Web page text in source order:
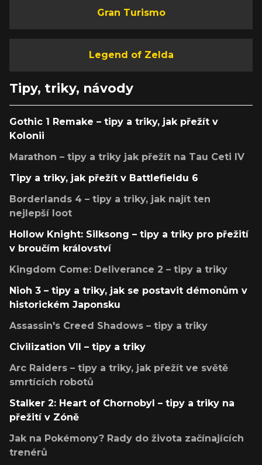
Gran Turismo
Legend of Zelda
Tipy, triky, návody
Gothic 1 Remake – tipy a triky, jak přežít v
Kolonii
Marathon – tipy a triky jak přežít na Tau Ceti IV
Tipy a triky, jak přežít v Battlefieldu 6
Borderlands 4 – tipy a triky, jak najít ten
nejlepší loot
Hollow Knight: Silksong – tipy a triky pro přežití
v broučím království
Kingdom Come: Deliverance 2 – tipy a triky
Nioh 3 – tipy a triky, jak se postavit démonům v
historickém Japonsku
Assassin's Creed Shadows – tipy a triky
Civilization VII – tipy a triky
Arc Raiders – tipy a triky, jak přežít ve světě
smrtících robotů
Stalker 2: Heart of Chornobyl – tipy a triky na
přežití v Zóně
Jak na Pokémony? Rady do života začínajících
trenérů